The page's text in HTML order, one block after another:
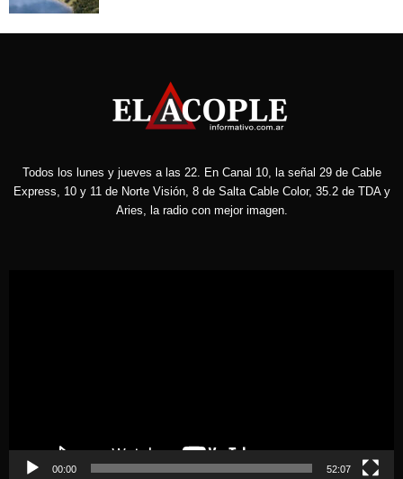
Todos los lunes y jueves a las 22. En Canal 10, la señal 29 de Cable
Express, 10 y 11 de Norte Visión, 8 de Salta Cable Color, 35.2 de TDA y
Aries, la radio con mejor imagen.
00:00 52:07